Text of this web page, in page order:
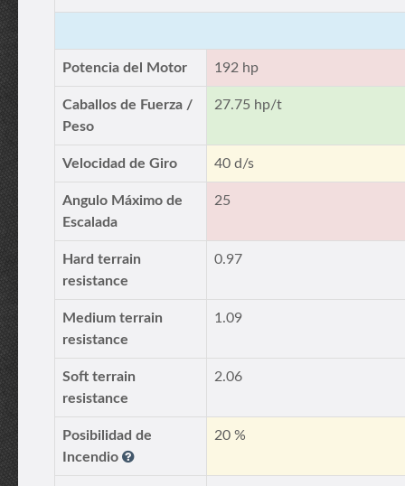
Potencia del Motor 192 hp
Caballos de Fuerza /
Peso
27.75 hp/t
Velocidad de Giro 40 d/s
Angulo Máximo de
Escalada
25
Hard terrain
resistance
0.97
Medium terrain
resistance
1.09
Soft terrain
resistance
2.06
Posibilidad de
Incendio
20 %